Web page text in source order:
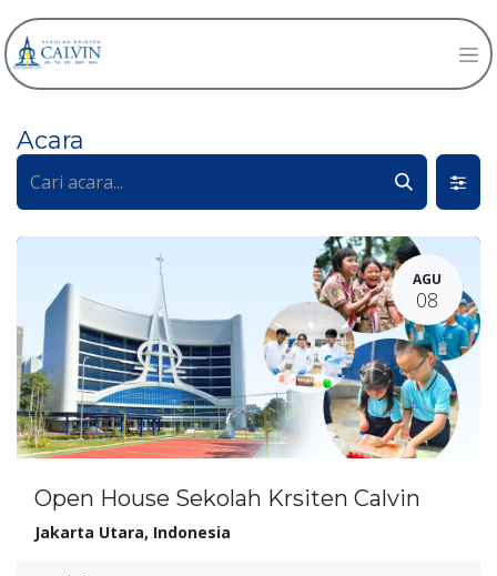
Acara
AGU
08
Open House Sekolah Krsiten Calvin
Jakarta Utara, Indonesia